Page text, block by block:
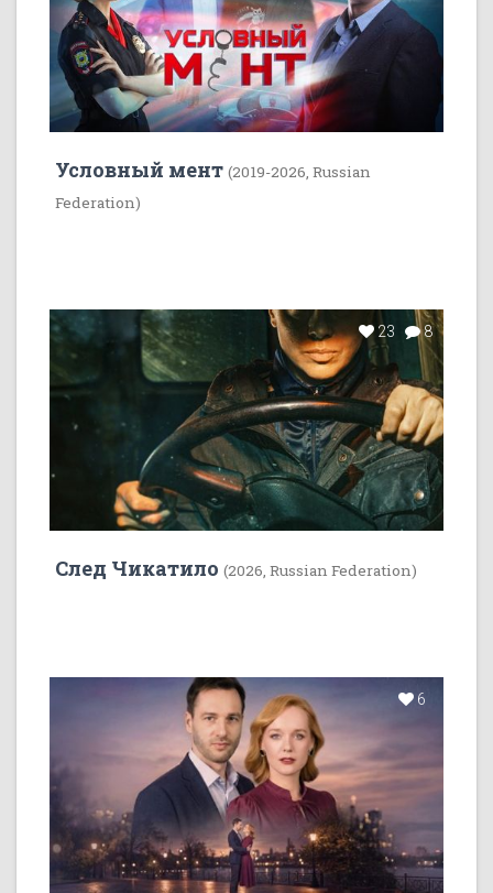
Условный мент (2019-2026, Russian
Federation)
23 8
След Чикатило (2026, Russian Federation)
6